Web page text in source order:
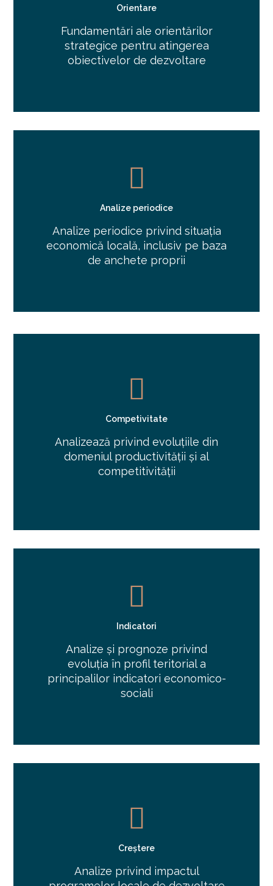
Orientare
Fundamentări ale orientărilor
strategice pentru atingerea
obiectivelor de dezvoltare
Analize periodice
Analize periodice privind situația
economică locală, inclusiv pe baza
de anchete proprii
Competivitate
Analizează privind evoluțiile din
domeniul productivității și al
competitivității
Indicatori
Analize și prognoze privind
evoluția în profil teritorial a
principalilor indicatori economico-
sociali
Creștere
Analize privind impactul